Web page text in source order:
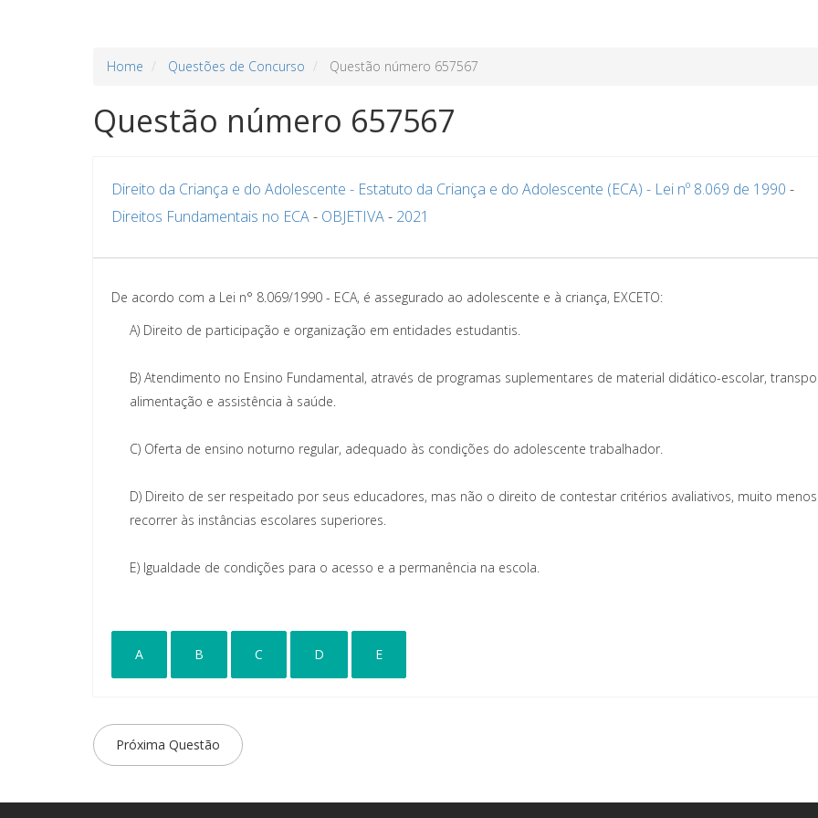
Home Questões de Concurso Questão número 657567
Questão número 657567
Direito da Criança e do Adolescente - Estatuto da Criança e do Adolescente (ECA) - Lei nº 8.069 de 1990 -
Direitos Fundamentais no ECA- OBJETIVA- 2021
De acordo com a Lei n° 8.069/1990 - ECA, é assegurado ao adolescente e à criança, EXCETO:
A) Direito de participação e organização em entidades estudantis.
B) Atendimento no Ensino Fundamental, através de programas suplementares de material didático-escolar,
alimentação e assistência à saúde.
C) Oferta de ensino noturno regular, adequado às condições do adolescente trabalhador.
D) Direito de ser respeitado por seus educadores, mas não o direito de contestar critérios avaliativos, muito
recorrer às instâncias escolares superiores.
E) Igualdade de condições para o acesso e a permanência na escola.
A B C D E
Próxima Questão